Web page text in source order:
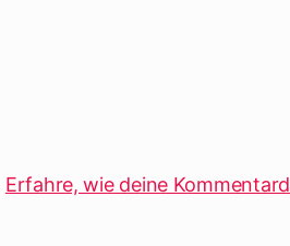
Erfahre, wie deine